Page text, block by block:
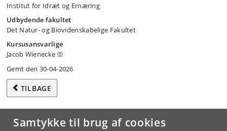
Samtykke til brug af cookies
Institut for Idræt og Ernæring
Udbydende fakultet
Det Natur- og Biovidenskabelige Fakultet
Kursusansvarlige
Jacob Wienecke
Gemt den 30-04-2026
TILBAGE